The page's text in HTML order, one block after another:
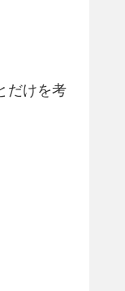
だけを考